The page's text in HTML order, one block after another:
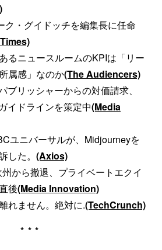
ク・グイドッチを編集長に任命
るニュースルームのKPIは「リー
属感」なのか(The Audiencers)
ブリッシャーからの対価請求、
イドラインを策定中(Media
ユニバーサルが、Midjourneyを
した。 (Axios)
から撤退、プライベートエクイ
後(Media Innovation)
れません。絶対に.(TechCrunch)
***